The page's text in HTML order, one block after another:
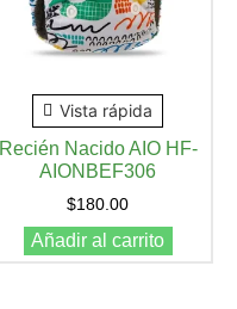
Vista rápida
Recién Nacido AIO HF-
AIONBEF306
$180.00
Añadir al carrito